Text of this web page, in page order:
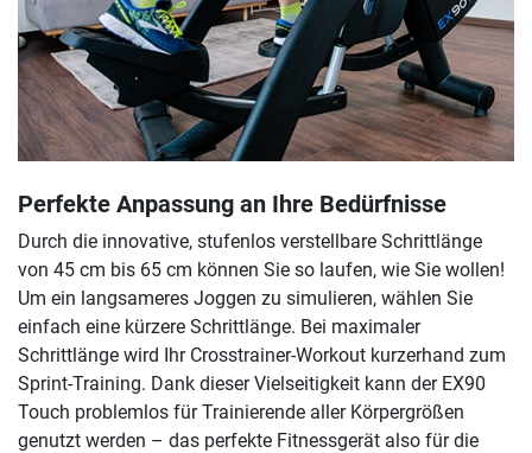
Perfekte Anpassung an Ihre Bedürfnisse
Durch die innovative, stufenlos verstellbare Schrittlänge
von 45 cm bis 65 cm können Sie so laufen, wie Sie wollen!
Um ein langsameres Joggen zu simulieren, wählen Sie
einfach eine kürzere Schrittlänge. Bei maximaler
Schrittlänge wird Ihr Crosstrainer-Workout kurzerhand zum
Sprint-Training. Dank dieser Vielseitigkeit kann der EX90
Touch problemlos für Trainierende aller Körpergrößen
genutzt werden – das perfekte Fitnessgerät also für die